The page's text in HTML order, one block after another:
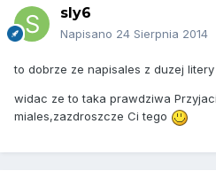
sly6
Napisano 24 Sierpnia 2014
to dobrze ze napisales z duzej litery
widac ze to taka prawdziwa
miales,zazdroszcze Ci tego